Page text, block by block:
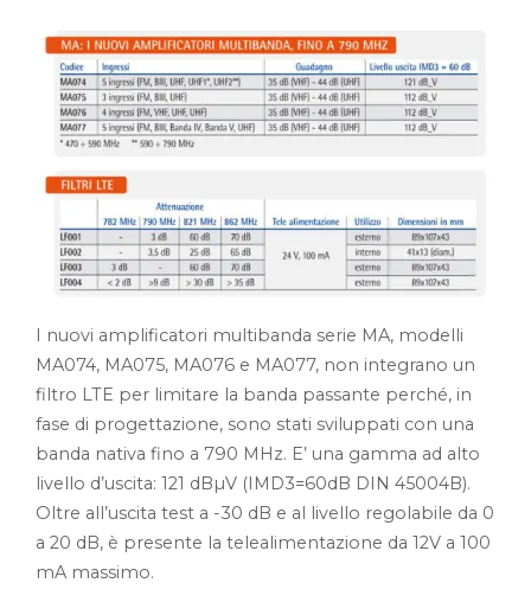
I nuovi amplificatori multibanda serie MA, modelli
MA074, MA075, MA076 e MA077, non integrano un
filtro LTE per limitare la banda passante perché, in
fase di progettazione, sono stati sviluppati con una
banda nativa fino a 790 MHz. E’ una gamma ad alto
livello d’uscita: 121 dBµV (IMD3=60dB DIN 45004B).
Oltre all’uscita test a -30 dB e al livello regolabile da 0
a 20 dB, è presente la telealimentazione da 12V a 100
mA massimo.